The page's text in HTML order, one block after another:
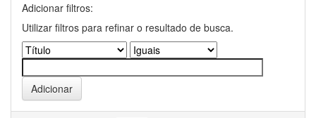
Adicionar filtros:
Utilizar filtros para refinar o resultado de busca.